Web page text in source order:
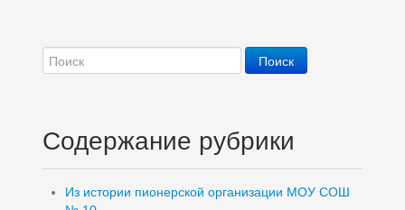
Содержание рубрики
Из истории пионерской организации МОУ СОШ